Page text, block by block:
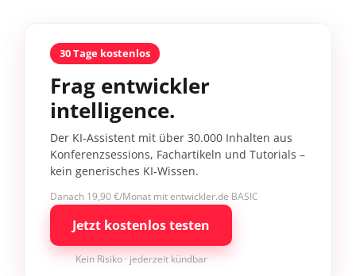
30 Tage kostenlos
Frag entwickler
intelligence.
Der KI-Assistent mit über 30.000 Inhalten aus
Konferenzsessions, Fachartikeln und Tutorials –
kein generisches KI-Wissen.
Danach 19,90 €/Monat mit entwickler.de BASIC
Jetzt kostenlos testen
Kein Risiko · jederzeit kündbar